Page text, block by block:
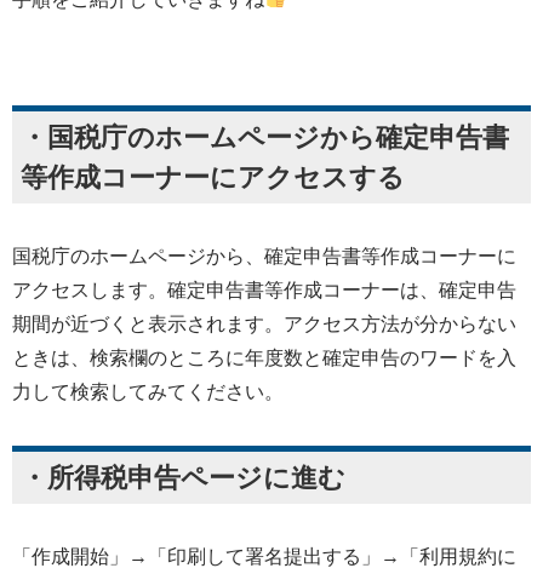
・国税庁のホームページから確定申告書
等作成コーナーにアクセスする
国税庁のホームページから、確定申告書等作成コーナーに
アクセスします。確定申告書等作成コーナーは、確定申告
期間が近づくと表示されます。アクセス方法が分からない
ときは、検索欄のところに年度数と確定申告のワードを入
力して検索してみてください。
・所得税申告ページに進む
「作成開始」→「印刷して署名提出する」→「利用規約に